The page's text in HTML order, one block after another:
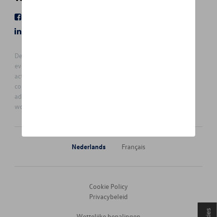
De prijzen op deze site zijn adviesprijzen (incl. btw), exclusief
eventuele installatiekosten. Voor meer informatie over de
actuele verkoopprijs en de eventuele installatiekosten kunt u
contact opnemen met uw concessiehouder / agent. De
adviesprijzen kunnen zonder voorafgaande kennisgeving
worden gewijzigd.
Cookie Policy
Privacybeleid
Nederlands Français